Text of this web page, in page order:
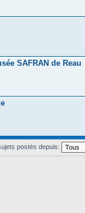
SAFRAN de Reau
postés depuis: